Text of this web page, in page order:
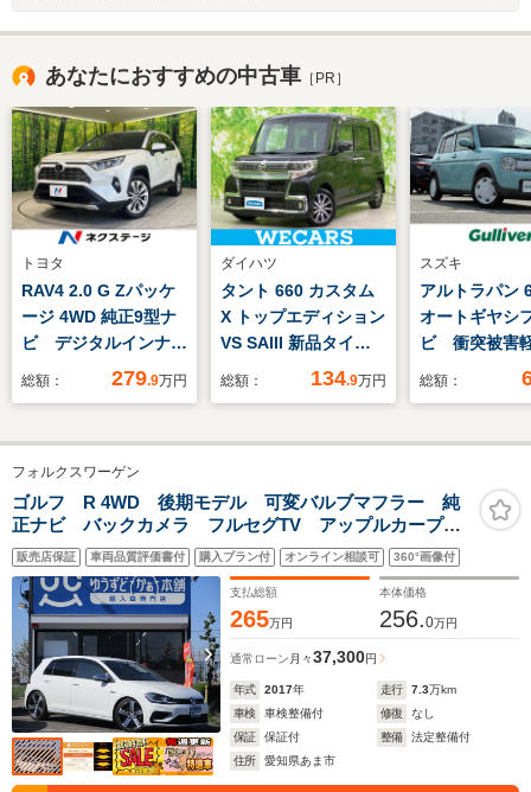
あなたにおすすめの中古車 ［PR］
トヨタ
RAV4 2.0 G Zパッケ
ージ 4WD 純正9型ナ
ビ デジタルインナー
ミラー シートヒータ
きパワーシート 電動
リヤゲート ダウンヒ
ルアシスト ETC
Bluetooth 禁煙車
バックカメラ
総額： 279.9万円
ダイハツ
タント 660 カスタム
X トップエディション
VS SAIII 新品タイヤ/
純正 SDナビ/スマート
イドドア/シートヒー
モニター/車線逸脱防
止支援システム/シー
ト ハーフレザー
総額： 134.9万円
スズキ
アルトラパン
オートギヤシ
ビ 衝突被害
ーキ バッ
ートキー・
チシート フ
ト パワース
グ アイドリ
ップ ABS
防止
総額：
フォルクスワーゲン
ゴルフ R 4WD 後期モデル 可変バルブマフラー 純
正ナビ バックカメラ フルセグTV アップルカープレ
イ 黒レザーシート ローダウン バブリング アダプ
ティブクルーズコントロール スマートキー ETC
4WD
販売店保証 車両品質評価書付 購入プラン付 オンライン相談可 360°画像付
支払総額
265万円
本体価格
256.0万円
通常ローン 月々37,300円
年式 2017年 走行 7.3万km
車検
車検整備付 修復
なし
保証
保証付 整備
法定整備付
住所
愛知県あま市